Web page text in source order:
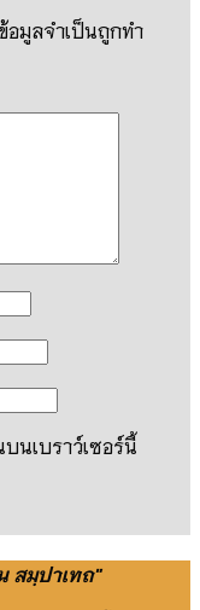
อมูลจำเป็นถูกทำ
นเบราว์เซอร์นี้
สมฺปาเทถ"